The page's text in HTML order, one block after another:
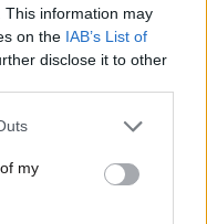
This information may
on the IAB’s List of
disclose it to other
one or more Google
You may click to
third-party tags to
in below Google
my